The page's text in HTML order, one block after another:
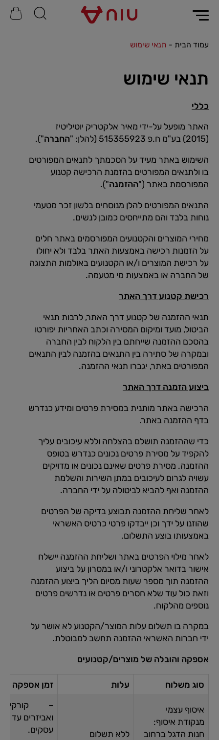
עמוד הבית תנאי שימוש
תנאי שימוש
כללי
האתר מופעל על-ידי מאיר אלקטריק יוטיליטיז
(2015) בע"מ ח.פ 515355923 (להלן: "
החברה").
השימוש באתר מעיד על הסכמתך לתנאים המפורטים
בו ולתנאים המפורטים בהזמנת הרכישה קטנוע
המפורסמת באתר ("ההזמנה").
התנאים המפורטים להלן מנוסחים בלשון זכר מטעמי
נוחות בלבד והם מתייחסים כמובן לנשים.
מחירי המוצרים והקטנועים המפורסמים באתר חלים
על הזמנות רכישה באמצעות האתר בלבד ולא יחולו
על רכישת המוצרים ו/או הקטנועים באולמות התצוגה
של החברה או באמצעות מי מטעמה.
רכישת קטנוע דרך האתר
תנאי ההזמנה של קטנוע דרך האתר, לרבות תנאי
הביטול, מועד ומיקום המסירה וכתב האחריות יפורטו
בהסכם ההזמנה שייחתם בין הלקוח לבין החברה
ובמקרה של סתירה בין התנאים בהזמנה לבין התנאים
המפורטים באתר, יגברו תנאי ההזמנה.
ביצוע הזמנה דרך האתר
הרכישה באתר מותנית במסירת פרטים ומידע כנדרש
בדף ההזמנה באתר.
כדי שההזמנה תושלם בהצלחה וללא עיכובים עליך
להקפיד על מסירת פרטים נכונים כנדרש בטופס
ההזמנה. מסירת פרטים שאינם נכונים או מדויקים
עשויה לגרום לעיכובים במתן השירות והשלמת
ההזמנה ואף להביא לביטולה על ידי החברה.
לאחר שליחת ההזמנה תבוצע בדיקה של הפרטים
שהוזנו על ידך וכן ייבדקו פרטי כרטיס האשראי
באמצעותו בוצע התשלום.
לאחר מילוי הפרטים באתר ושליחת ההזמנה יישלח
אישור בדואר אלקטרוני ו/או במסרון על ביצוע
ההזמנה תוך מספר שעות מסיום הליך ביצוע ההזמנה
וזאת כול עוד שלא חסרים פרטים או נדרשים פרטים
נוספים מהלקוח.
במקרה בו תשלום עלות המוצר/הקטנוע לא אושר על
ידי חברות האשראי ההזמנה תחשב למבוטלת.
אספקה והובלה של מוצרים/קטנועים
סוג משלוח עלות זמן אספקה
איסוף עצמי
מנקודת איסוף:
חנות הדגל ברחוב
ללא תשלום
–
עסקים.